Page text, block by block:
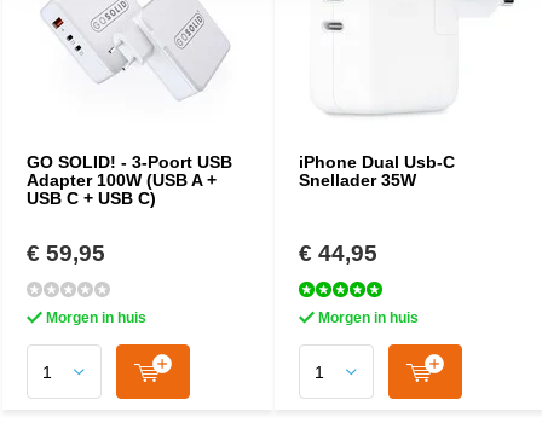
GO SOLID! - 3-Poort USB
Adapter 100W (USB A +
USB C + USB C)
€ 59,95
Morgen in huis
iPhone Dual Usb-C
Snellader 35W
€ 44,95
Morgen in huis